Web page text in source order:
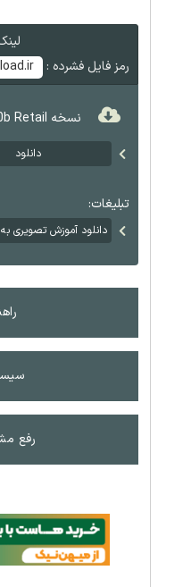
رمز فایل فشرده :
نسخه 2000b Retail
دانلود
تبلیغات:
دانلود آموزش تصویری
رفع